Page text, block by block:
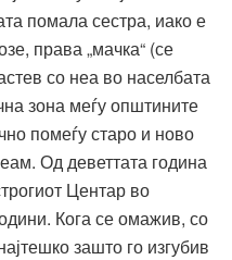
помала сестра, иако е
права „мачка“ (се
со неа во населбата
зона меѓу општините
помеѓу старо и ново
Од деветтата година
Центар во
Кога се омажив, со
зашто го изгубив